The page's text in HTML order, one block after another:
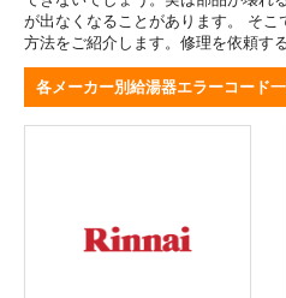
が出なくなることがあります。 そこ
方法をご紹介します。修理を依頼す
各メーカー別給湯器エラーコード